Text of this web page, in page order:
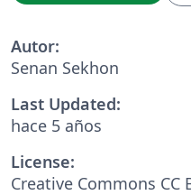
Autor:
Senan Sekhon
Last Updated:
hace 5 años
License:
Creative Commons CC